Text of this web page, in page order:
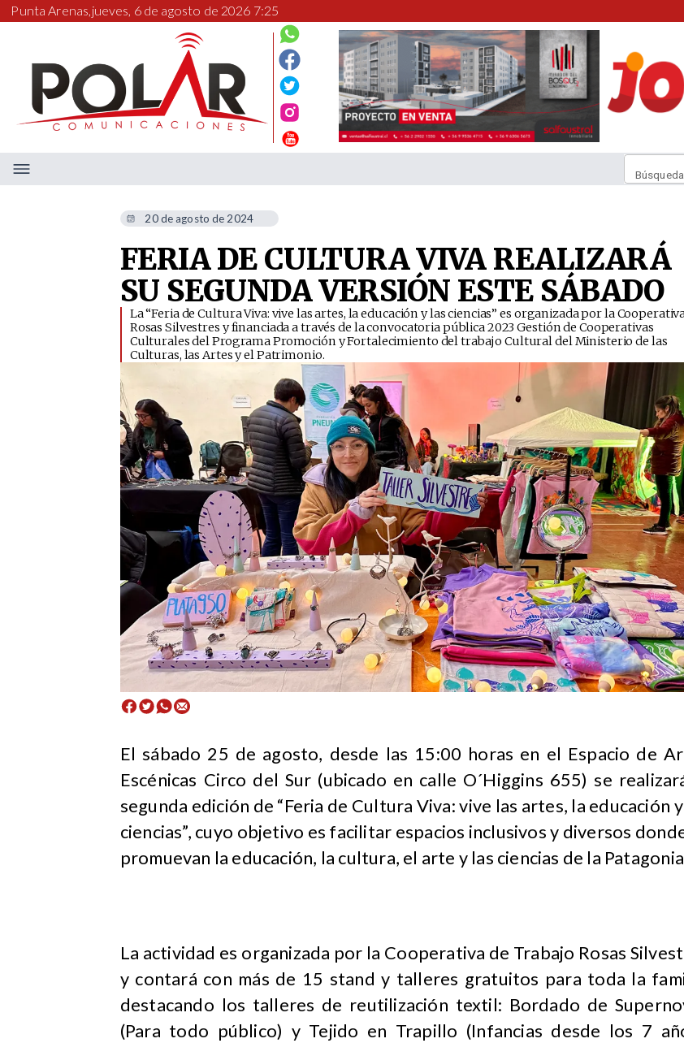
Punta Arenas,jueves, 6 de agosto de 2026 7:25
20 de agosto de 2024
FERIA DE CULTURA VIVA REALIZARÁ
SU SEGUNDA VERSIÓN ESTE SÁBADO
​La “Feria de Cultura Viva: vive las artes, la educación y las ciencias” es organizada por la
Rosas Silvestres y financiada a través de la convocatoria pública 2023 Gestión de Cooperativas
Culturales del Programa Promoción y Fortalecimiento del trabajo Cultural del Ministerio de las
Culturas, las Artes y el Patrimonio.
​El sábado 25 de agosto, desde las 15:00 horas en el Espacio de
Escénicas Circo del Sur (ubicado en calle O´Higgins 655) se
segunda edición de “Feria de Cultura Viva: vive las artes, la educación
ciencias”, cuyo objetivo es facilitar espacios inclusivos y diversos
promuevan la educación, la cultura, el arte y las ciencias de la
La actividad es organizada por la Cooperativa de Trabajo Rosas
y contará con más de 15 stand y talleres gratuitos para toda la
destacando los talleres de reutilización textil: Bordado de
(Para todo público) y Tejido en Trapillo (Infancias desde los 7